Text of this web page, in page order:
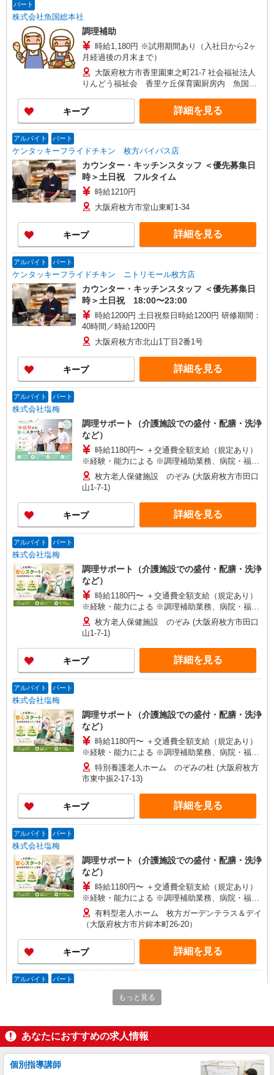
パート
株式会社魚国総本社
調理補助
時給1,180円 ※試用期間あり（入社日から2ヶ
月経過後の月末まで）
大阪府枚方市香里園東之町21-7 社会福祉法人
りんどう福祉会 香里ケ丘保育園厨房内 魚国総
キープ 詳細を見る
アルバイト パート
ケンタッキーフライドチキン 枚方バイパス店
カウンター・キッチンスタッフ ＜優先募集日
時＞土日祝 フルタイム
時給1210円
大阪府枚方市堂山東町1-34
キープ 詳細を見る
アルバイト パート
ケンタッキーフライドチキン ニトリモール枚方店
カウンター・キッチンスタッフ ＜優先募集日
時＞土日祝 18:00〜23:00
時給1200円 土日祝祭日時給1200円 研修期間：
40時間／時給1200円
大阪府枚方市北山1丁目2番1号
キープ 詳細を見る
アルバイト パート
株式会社塩梅
調理サポート（介護施設での盛付・配膳・洗浄
など）
時給1180円〜 ＋交通費全額支給（規定あり）
※経験・能力による ※調理補助業務、病院・福祉
施設経験者歓迎！ 【月収例】 週2日（1日4.5h）勤
務の場合 時給1,180円 × 4.5h × 月8日 = 月収 約
42,480円 週4日（1日5.5h）勤務の場合 時給
1,180円 × 5.5h × 月16日 = 月収 約103,840円
枚方老人保健施設 のぞみ (大阪府枚方市田口
山1-7-1)
キープ 詳細を見る
アルバイト パート
株式会社塩梅
調理サポート（介護施設での盛付・配膳・洗浄
など）
時給1180円〜 ＋交通費全額支給（規定あり）
※経験・能力による ※調理補助業務、病院・福祉
施設経験者歓迎！ 【月収例】 週2日（1日4.5h）勤
務の場合 時給1,180円 × 4.5h × 月8日 = 月収 約
42,480円 週4日（1日5.5h）勤務の場合 時給
1,180円 × 5.5h × 月16日 = 月収 約103,840円
枚方老人保健施設 のぞみ (大阪府枚方市田口
山1-7-1)
キープ 詳細を見る
アルバイト パート
株式会社塩梅
調理サポート（介護施設での盛付・配膳・洗浄
など）
時給1180円〜 ＋交通費全額支給（規定あり）
※経験・能力による ※調理補助業務、病院・福祉
施設経験者歓迎！
特別養護老人ホーム のぞみの杜 (大阪府枚方
市東中振2-17-13)
キープ 詳細を見る
アルバイト パート
株式会社塩梅
調理サポート（介護施設での盛付・配膳・洗浄
など）
時給1180円〜 ＋交通費全額支給（規定あり）
※経験・能力による ※調理補助業務、病院・福祉
施設経験者歓迎！
有料型老人ホーム 枚方ガーデンテラス＆デイ
（大阪府枚方市片鉾本町26-20）
キープ 詳細を見る
アルバイト パート
調理サポート（介護施設での盛付・配膳・洗浄
時給1180円〜 ＋交通費全額支給（規定あり）
※経験・能力による ※調理補助業務、病院・福祉
施設経験者歓迎！
特別養護老人ホーム のぞみの杜 (大阪府枚方
もっと見る
あなたにおすすめの求人情報
個別指導講師